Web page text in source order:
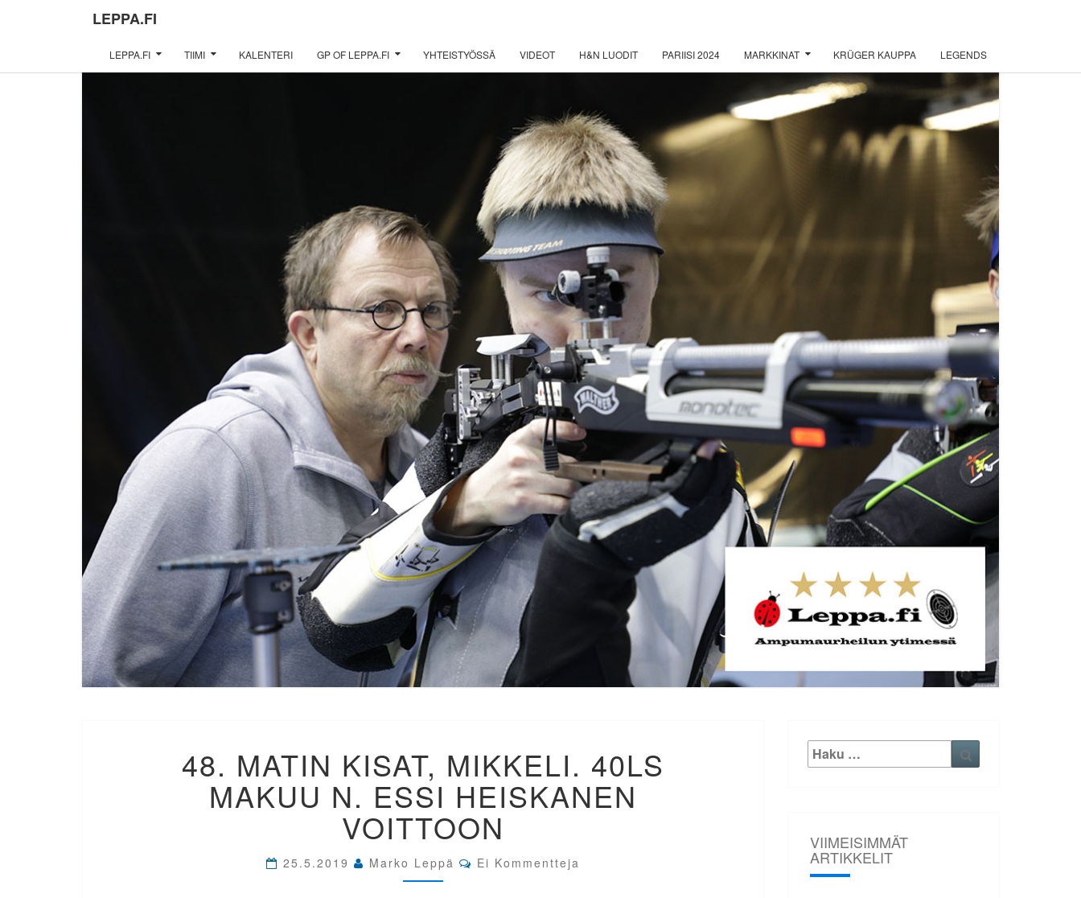
LEPPA.FI
LEPPA.FI TIIMI KALENTERI GP OF LEPPA.FI YHTEISTYÖSSÄ VIDEOT H&N LUODIT PARIISI 2024 MARKKINAT KRÜGER KAUPPA LEGENDS
MATIN
KISAT,
MIKKELI.
40LS
MAKUU
N.
HEISKANEN
VOITTOON
48. MATIN KISAT, MIKKELI. 40LS
MAKUU N. ESSI HEISKANEN
VOITTOON
25.5.2019 Marko Leppä Comments
Ei Kommentteja
Etsi:
VIIMEISIMMÄT
ARTIKKELIT